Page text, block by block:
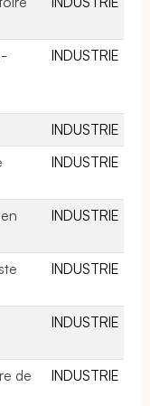
INDUSTRIE
INDUSTRIE
INDUSTRIE
INDUSTRIE
INDUSTRIE
INDUSTRIE
de
INDUSTRIE